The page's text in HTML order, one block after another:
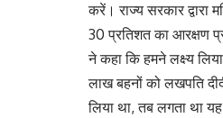
करें। राज्य सरकार द्वारा
30 प्रतिशत का आरक्षण
ने कहा कि हमने लक्ष्य
लाख बहनों को लखपति
लिया था, तब लगता था